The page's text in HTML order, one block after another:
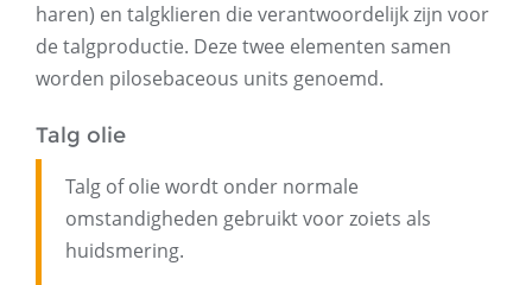
haren) en talgklieren die verantwoordelijk zijn voor
de talgproductie. Deze twee elementen samen
worden pilosebaceous units genoemd.
Talg olie
Talg of olie wordt onder normale
omstandigheden gebruikt voor zoiets als
huidsmering.